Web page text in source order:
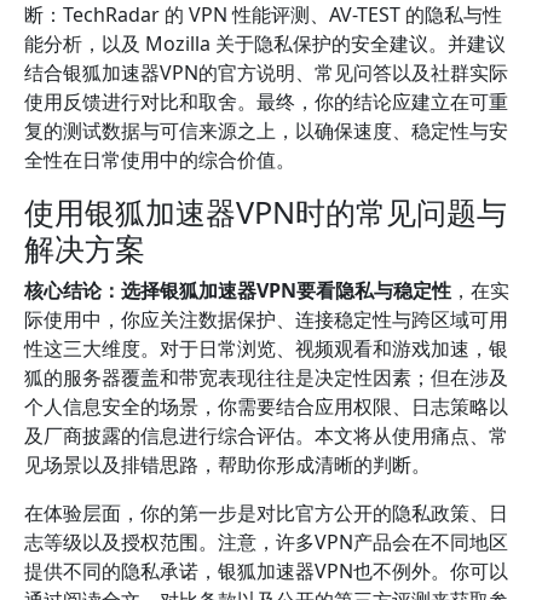
断：TechRadar 的 VPN 性能评测、AV-TEST 的隐私与性
能分析，以及 Mozilla 关于隐私保护的安全建议。并建议
结合银狐加速器VPN的官方说明、常见问答以及社群实际
使用反馈进行对比和取舍。最终，你的结论应建立在可重
复的测试数据与可信来源之上，以确保速度、稳定性与安
全性在日常使用中的综合价值。
使用银狐加速器VPN时的常见问题与
解决方案
核心结论：选择银狐加速器VPN要看隐私与稳定性 ，在实
际使用中，你应关注数据保护、连接稳定性与跨区域可用
性这三大维度。对于日常浏览、视频观看和游戏加速，银
狐的服务器覆盖和带宽表现往往是决定性因素；但在涉及
个人信息安全的场景，你需要结合应用权限、日志策略以
及厂商披露的信息进行综合评估。本文将从使用痛点、常
见场景以及排错思路，帮助你形成清晰的判断。
在体验层面，你的第一步是对比官方公开的隐私政策、日
志等级以及授权范围。注意，许多VPN产品会在不同地区
提供不同的隐私承诺，银狐加速器VPN也不例外。你可以